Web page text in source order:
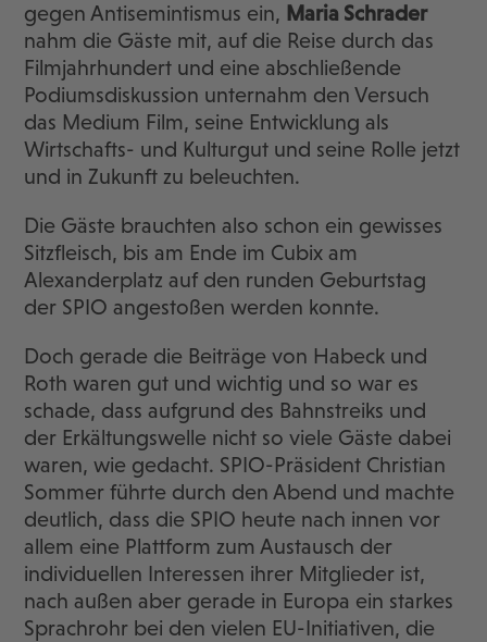
gegen Antisemintismus ein, Maria Schrader
nahm die Gäste mit, auf die Reise durch das
Filmjahrhundert und eine abschließende
Podiumsdiskussion unternahm den Versuch
das Medium Film, seine Entwicklung als
Wirtschafts- und Kulturgut und seine Rolle jetzt
und in Zukunft zu beleuchten.
Die Gäste brauchten also schon ein gewisses
Sitzfleisch, bis am Ende im Cubix am
Alexanderplatz auf den runden Geburtstag
der SPIO angestoßen werden konnte.
Doch gerade die Beiträge von Habeck und
Roth waren gut und wichtig und so war es
schade, dass aufgrund des Bahnstreiks und
der Erkältungswelle nicht so viele Gäste dabei
waren, wie gedacht. SPIO-Präsident Christian
Sommer führte durch den Abend und machte
deutlich, dass die SPIO heute nach innen vor
allem eine Plattform zum Austausch der
individuellen Interessen ihrer Mitglieder ist,
nach außen aber gerade in Europa ein starkes
Sprachrohr bei den vielen EU-Initiativen, die